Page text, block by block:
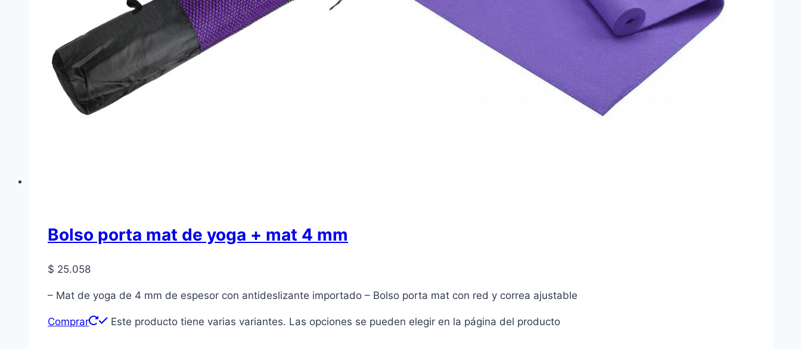
Bolso porta mat de yoga + mat 4 mm
$ 25.058
– Mat de yoga de 4 mm de espesor con antideslizante importado – Bolso porta mat con red y correa ajustable
Comprar Este producto tiene varias variantes. Las opciones se pueden elegir en la página del producto